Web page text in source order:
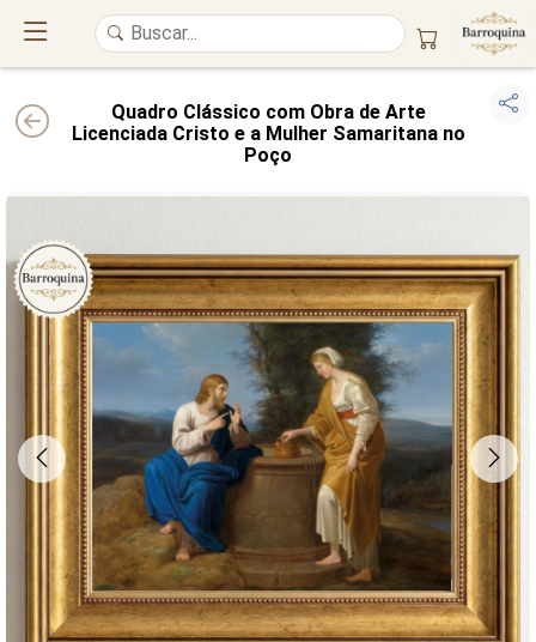
UM ATELIÊ 100% FINE ART
Trazemos a imponência dasmaiores obras de arte do mundo
para o
alto padrão da sua casa. Nosso acervo reúne a genialidade de
grandes
pintores renomados , resgatandoartes reaise o requinte inconfundível
das obras do
século XIX. Produção artesanal emCanvas 100% Algodão
molduras emMadeira Maciçae impressão comPigmentação Mineral
QUALIDADE DE MUSEU GARANTIA ETERNA
Curadoria das Campanhas
A seleção de obras-primas apresentadas em nossos vídeos nas redes
Quadro Clássico com Obra de Arte
Licenciada Cristo e a Mulher Samaritana no
Poço